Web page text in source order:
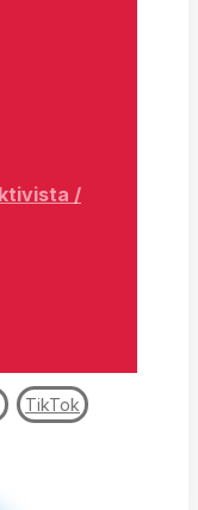
/
TikTok